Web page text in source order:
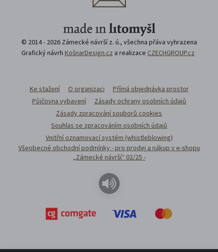
© 2014 - 2026 Zámecké návrší z. ú., všechna přáva vyhrazena
Grafický návrh KošnarDesign.cz a realizace CZECHGROUP.cz
Ke stažení O organizaci
Přímá objednávka prostor
Půjčovna vybavení
Zásady ochrany osobních údajů
Zásady zpracování souborů cookies
Souhlas se zpracováním osobních údajů
Vnitřní oznamovací systém (whistleblowing)
Všeobecné obchodní podmínky - pro prodej a nákup v e-shopu
„Zámecké návrší“ 02/25 -